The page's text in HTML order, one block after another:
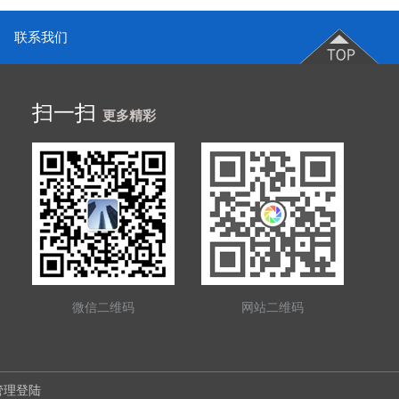
联系我们
扫一扫 更多精彩
微信二维码 网站二维码
理登陆